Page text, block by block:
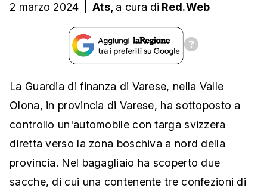
2 marzo 2024 Ats, a cura di Red.Web
La Guardia di finanza di Varese, nella Valle
Olona, in provincia di Varese, ha sottoposto a
controllo un'automobile con targa svizzera
diretta verso la zona boschiva a nord della
provincia. Nel bagagliaio ha scoperto due
sacche, di cui una contenente tre confezioni di